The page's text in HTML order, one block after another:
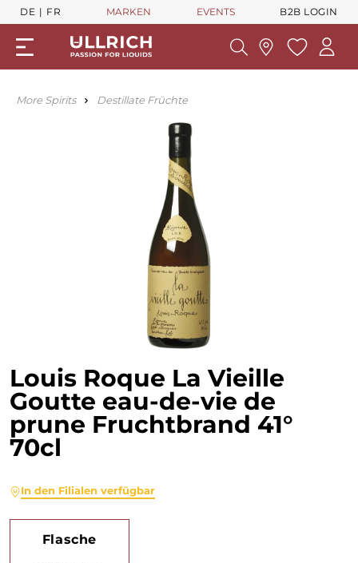
DE FR MARKEN EVENTS B2B LOGIN
More Spirits Destillate Früchte
Louis Roque La Vieille
Goutte eau-de-vie de
prune Fruchtbrand 41°
70cl
In den Filialen verfügbar
Flasche